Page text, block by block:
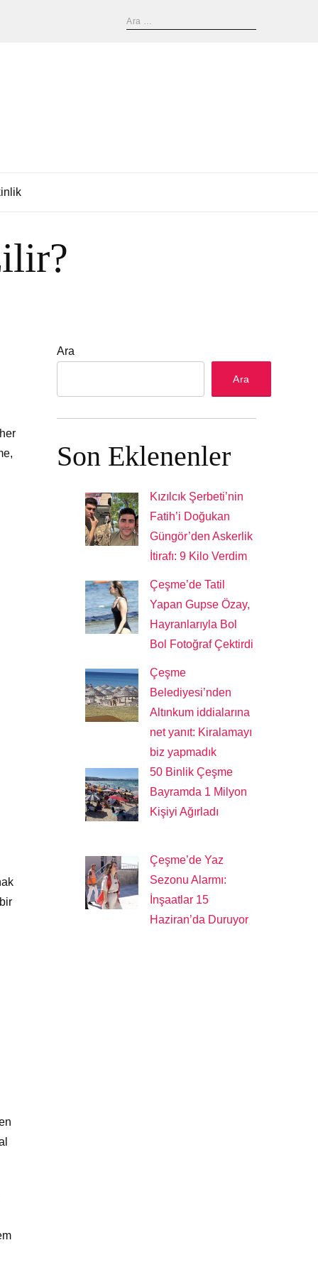
Ara
Ara
Son Eklenenler
Kızılcık Şerbeti’nin
Fatih’i Doğukan
Güngör’den Askerlik
İtirafı: 9 Kilo Verdim
Çeşme’de Tatil
Yapan Gupse Özay,
Hayranlarıyla Bol
Bol Fotoğraf Çektirdi
Çeşme
Belediyesi’nden
Altınkum iddialarına
net yanıt: Kiralamayı
biz yapmadık
50 Binlik Çeşme
Bayramda 1 Milyon
Kişiyi Ağırladı
Çeşme’de Yaz
Sezonu Alarmı:
İnşaatlar 15
Haziran’da Duruyor